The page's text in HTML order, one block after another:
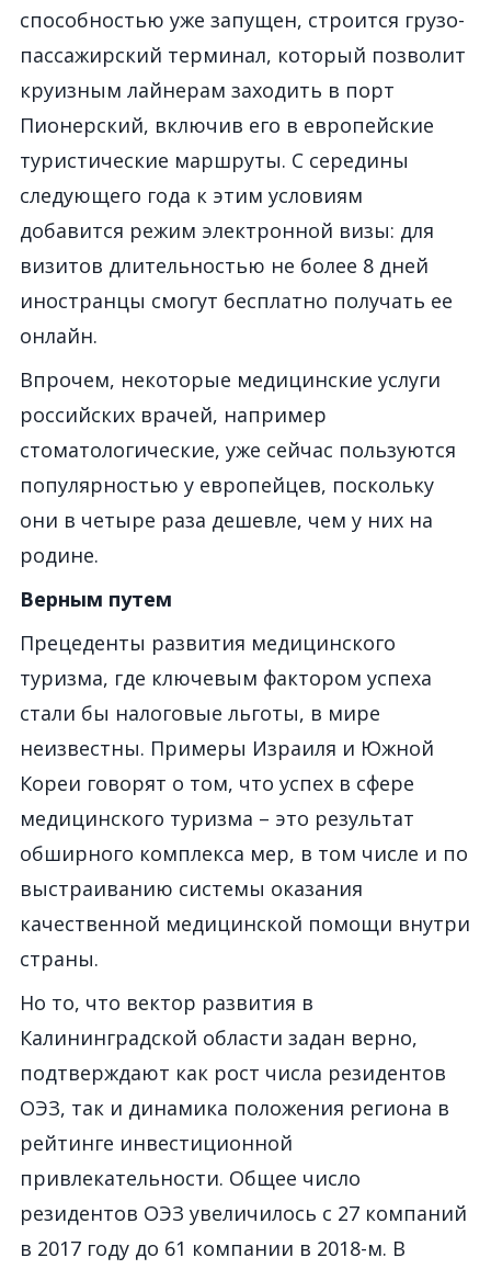
способностью уже запущен, строится грузо-
пассажирский терминал, который позволит
круизным лайнерам заходить в порт
Пионерский, включив его в европейские
туристические маршруты. С середины
следующего года к этим условиям
добавится режим электронной визы: для
визитов длительностью не более 8 дней
иностранцы смогут бесплатно получать ее
онлайн.
Впрочем, некоторые медицинские услуги
российских врачей, например
стоматологические, уже сейчас пользуются
популярностью у европейцев, поскольку
они в четыре раза дешевле, чем у них на
родине.
Верным путем
Прецеденты развития медицинского
туризма, где ключевым фактором успеха
стали бы налоговые льготы, в мире
неизвестны. Примеры Израиля и Южной
Кореи говорят о том, что успех в сфере
медицинского туризма – это результат
обширного комплекса мер, в том числе и по
выстраиванию системы оказания
качественной медицинской помощи внутри
страны.
Но то, что вектор развития в
Калининградской области задан верно,
подтверждают как рост числа резидентов
ОЭЗ, так и динамика положения региона в
рейтинге инвестиционной
привлекательности. Общее число
резидентов ОЭЗ увеличилось с 27 компаний
в 2017 году до 61 компании в 2018-м. В